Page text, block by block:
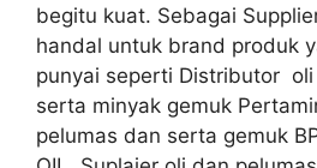
begitu kuat. Sebagai
handal untuk brand produk
punyai seperti Distributor
serta minyak gemuk
pelumas dan serta gemuk